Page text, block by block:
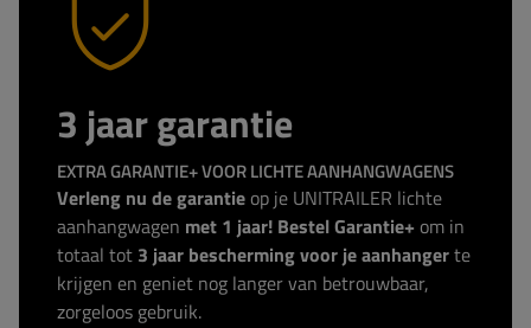
3 jaar garantie
EXTRA GARANTIE+ VOOR LICHTE AANHANGWAGENS
Verleng nu de garantie op je UNITRAILER lichte
aanhangwagen met 1 jaar! Bestel Garantie+ om in
totaal tot 3 jaar bescherming voor je aanhangerte
krijgen en geniet nog langer van betrouwbaar,
zorgeloos gebruik.